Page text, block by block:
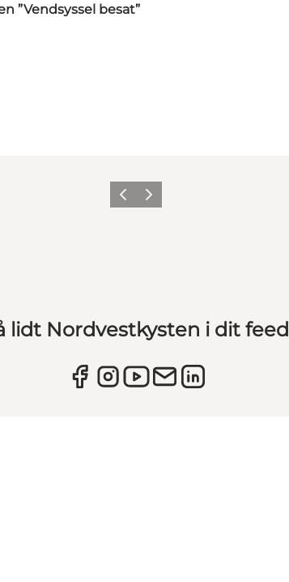
”Vendsyssel besat”
ForrigeNæste
lidt Nordvestkysten i dit feed